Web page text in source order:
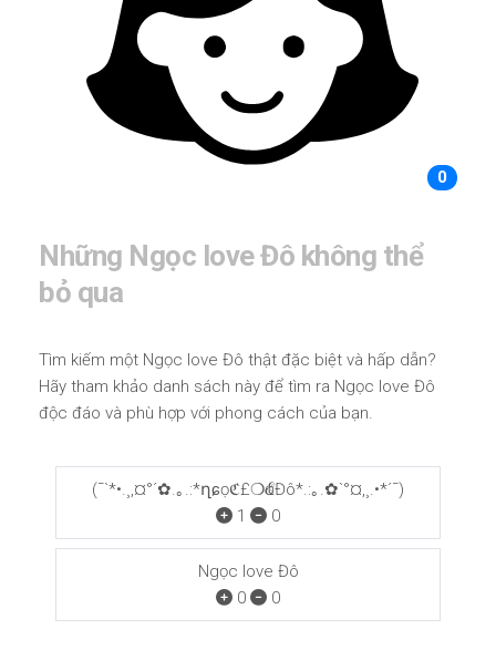
0
Những Ngọc love Đô không thể
bỏ qua
Tìm kiếm một Ngọc love Đô thật đặc biệt và hấp dẫn?
Hãy tham khảo danh sách này để tìm ra Ngọc love Đô
độc đáo và phù hợp với phong cách của bạn.
(¯`*•.¸,¤°´✿.｡.:*ղɕọℭ£❍ҩℰĐô*.:｡.✿`°¤,¸.•*´¯)
1
0
Ngọc love Đô
0
0